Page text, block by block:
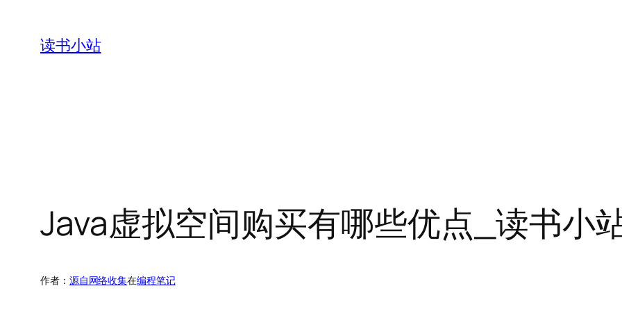
读书小站
Java虚拟空间购买有哪些优点_读书小
作者： 源自网络收集在编程笔记